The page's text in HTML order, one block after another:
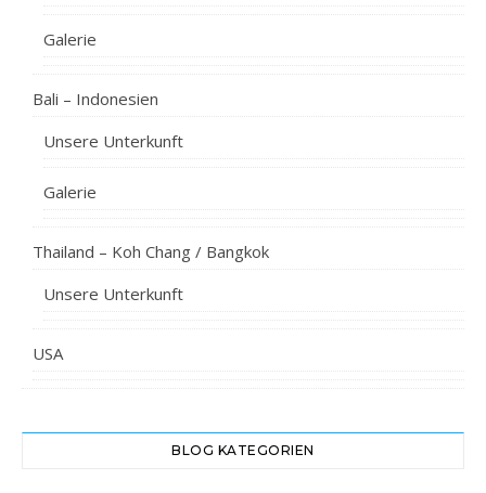
Galerie
Bali – Indonesien
Unsere Unterkunft
Galerie
Thailand – Koh Chang / Bangkok
Unsere Unterkunft
USA
BLOG KATEGORIEN